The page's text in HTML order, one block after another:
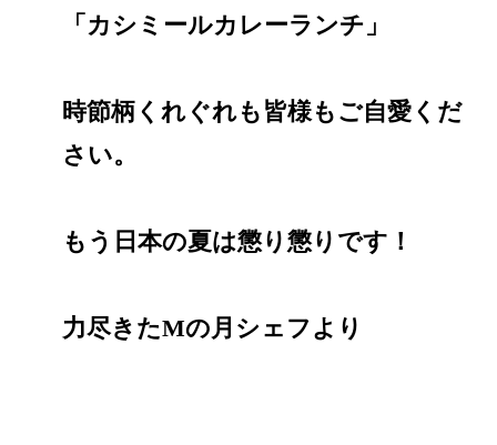
「カシミールカレーランチ」
時節柄くれぐれも皆様もご自愛くだ
さい。
もう日本の夏は懲り懲りです！
力尽きたMの月シェフより